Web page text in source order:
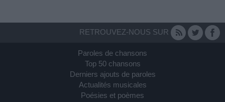
RETROUVEZ-NOUS SUR
Paroles de chansons
Top 50 chansons
Derniers ajouts de paroles
Actualités musicales
Poésies et poèmes